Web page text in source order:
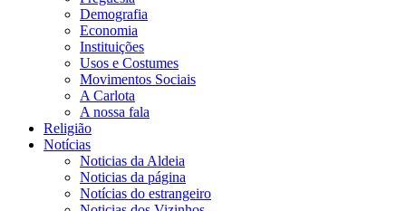
Demografia
Economia
Instituições
Usos e Costumes
Movimentos Sociais
A Carlota
A nossa fala
Religião
Notícias
Noticias da Aldeia
Noticias da página
Notícias do estrangeiro